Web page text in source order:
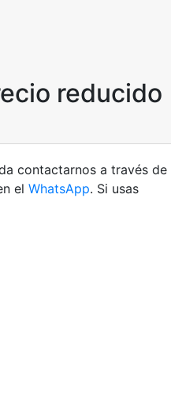
reducido
contactarnos a través de
el WhatsApp. Si usas